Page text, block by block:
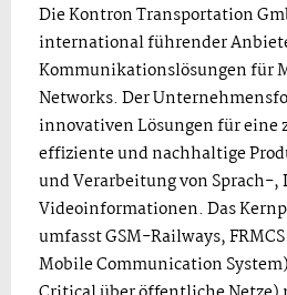
Die Kontron Transportation
international führender
Kommunikationslösungen für
Networks. Der
innovativen Lösungen für eine
effiziente und nachhaltige
und Verarbeitung von Sprach-,
Videoinformationen. Das
umfasst GSM-Railways,
Mobile Communication